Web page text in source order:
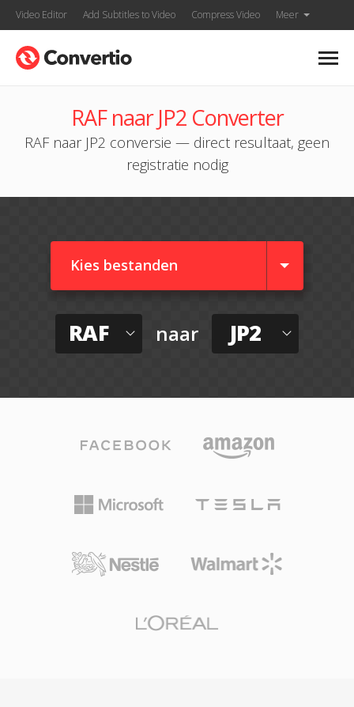
Video Editor Add Subtitles to Video Compress Video Meer
RAF naar JP2 Converter
RAF naar JP2 conversie — direct resultaat, geen
registratie nodig
Kies bestanden
RAF naar JP2